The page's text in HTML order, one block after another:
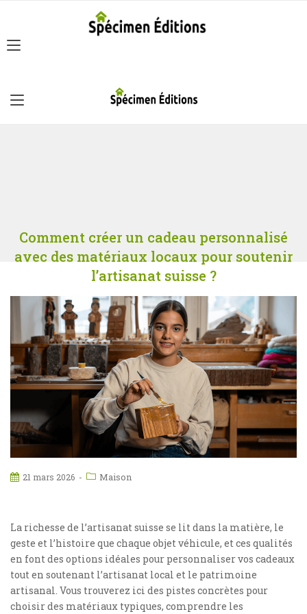
Comment créer un cadeau personnalisé
avec des matériaux locaux pour soutenir
l’artisanat suisse ?
21 mars 2026 Maison
La richesse de l’artisanat suisse se lit dans la matière, le
geste et l’histoire que chaque objet véhicule, et ces qualités
en font des options idéales pour personnaliser vos cadeaux
tout en soutenant l’artisanat local et le patrimoine
artisanal. Vous trouverez ici des pistes concrètes pour
choisir des matériaux typiques, comprendre les